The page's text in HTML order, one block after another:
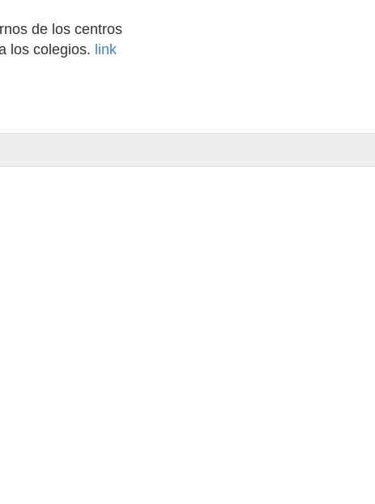
de los centros
los colegios. link